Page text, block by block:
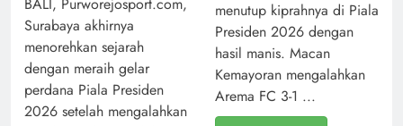
BALI, Purworejosport.com,
Surabaya akhirnya
menorehkan sejarah
dengan meraih gelar
perdana Piala Presiden
2026 setelah mengalahkan
menutup kiprahnya di Piala
Presiden 2026 dengan
hasil manis. Macan
Kemayoran mengalahkan
Arema FC 3-1 ...